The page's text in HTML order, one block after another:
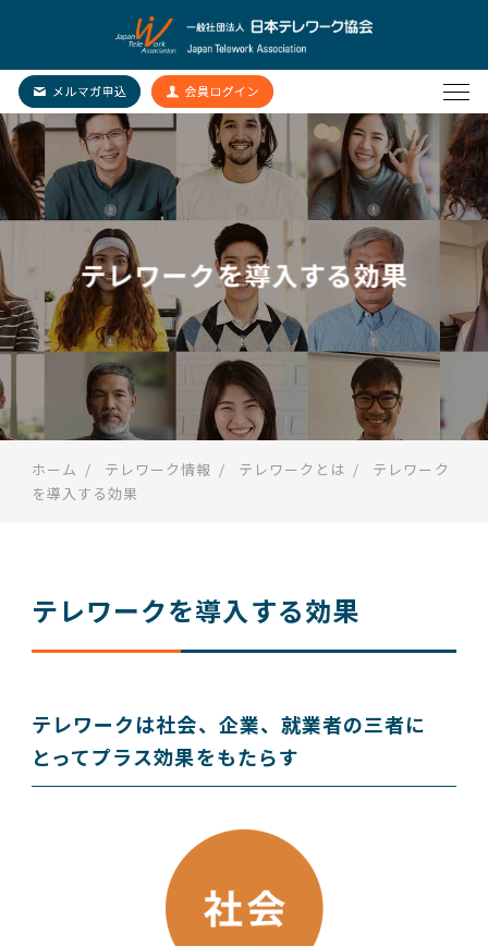
テレワークを導入する効果
ホーム テレワーク情報 テレワークとは
テレワーク
を導入する効果
テレワークを導入する効果
テレワークは社会、企業、就業者の三者に
とってプラス効果をもたらす